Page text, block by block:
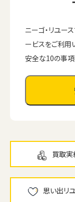
ニーゴ・リユー
ービスをご利用
安全な10の事項
買取実
思い出リ